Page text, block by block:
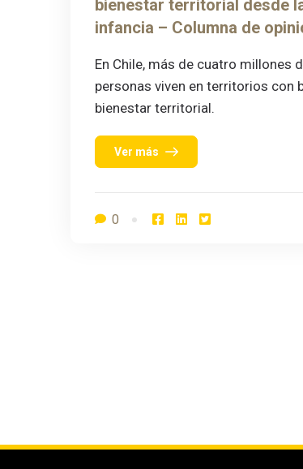
bienestar territorial desde
infancia – Columna de
En Chile, más de cuatro millones
personas viven en territorios con
bienestar territorial.
Ver más
0